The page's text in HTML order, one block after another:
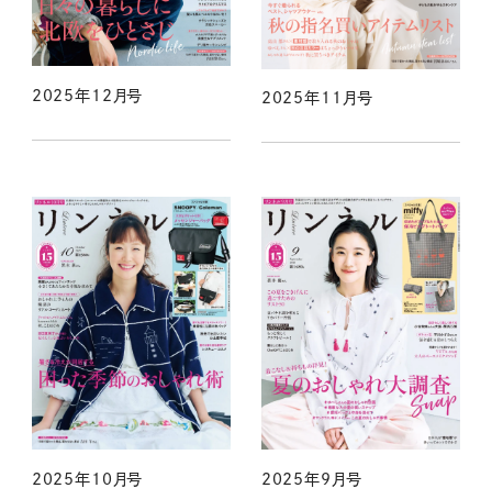
2025年12月号 2025年11月号
2025年10月号 2025年9月号